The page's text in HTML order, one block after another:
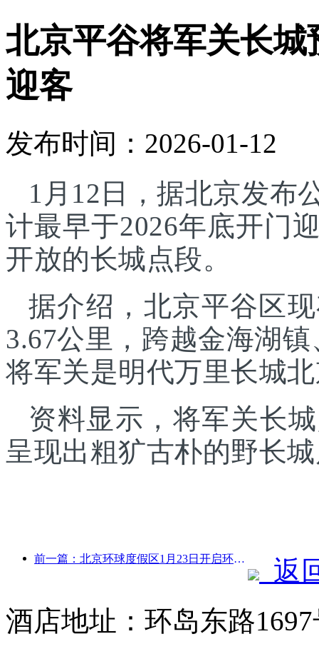
北京平谷将军关长城
迎客
发布时间：2026-01-12
1月12日，据北京发布
计最早于2026年底开门
开放的长城点段。
据介绍，北京平谷区
3.67公里，跨越金海湖
将军关是明代万里长城
资料显示，将军关长
呈现出粗犷古朴的野长
前一篇：北京环球度假区1月23日开启环球中国年活动，持续40天
返
酒店地址：环岛东路